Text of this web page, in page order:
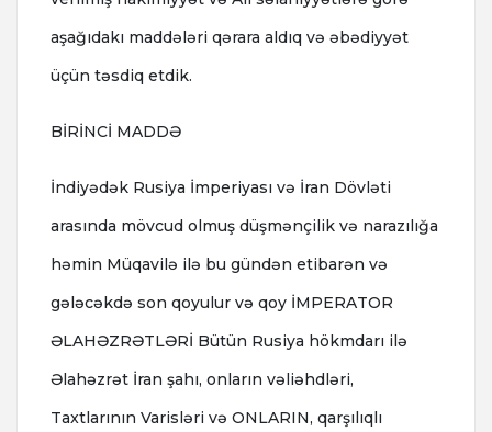
aşağıdakı maddələri qərara aldıq və əbədiyyət
üçün təsdiq etdik.
BİRİNCİ MADDƏ
İndiyədək Rusiya İmperiyası və İran Dövləti
arasında mövcud olmuş düşmənçilik və narazılığa
həmin Müqavilə ilə bu gündən etibarən və
gələcəkdə son qoyulur və qoy İMPERATOR
ƏLAHƏZRƏTLƏRİ Bütün Rusiya hökmdarı ilə
Əlahəzrət İran şahı, onların vəliəhdləri,
Taxtlarının Varisləri və ONLARIN, qarşılıqlı